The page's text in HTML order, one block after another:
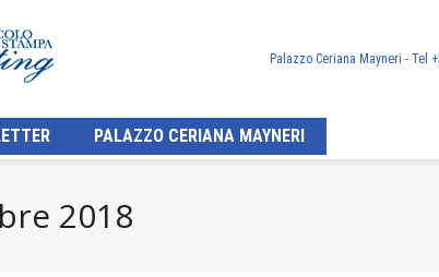
Palazzo Ceriana Mayneri - Tel
PALAZZO CERIANA MAYNERI
2018